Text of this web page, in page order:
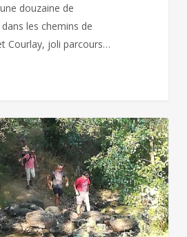
douzaine de
les chemins de
Courlay, joli parcours…